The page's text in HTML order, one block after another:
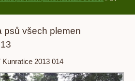
psů všech plemen
Kunratice 2013 014